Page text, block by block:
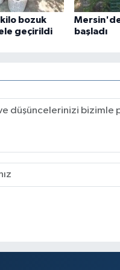
bozuk
geçirildi
başladı